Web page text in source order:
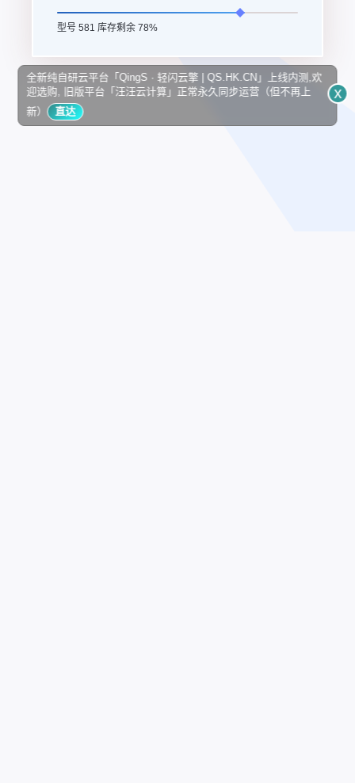
型号 581 库存剩余 78%
全新纯自研云平台「QingS · 轻闪云擎 | QS.HK.CN」上线内测,欢
迎选购, 旧版平台「汪汪云计算」正常永久同步运营（但不再上
新）
直达
x